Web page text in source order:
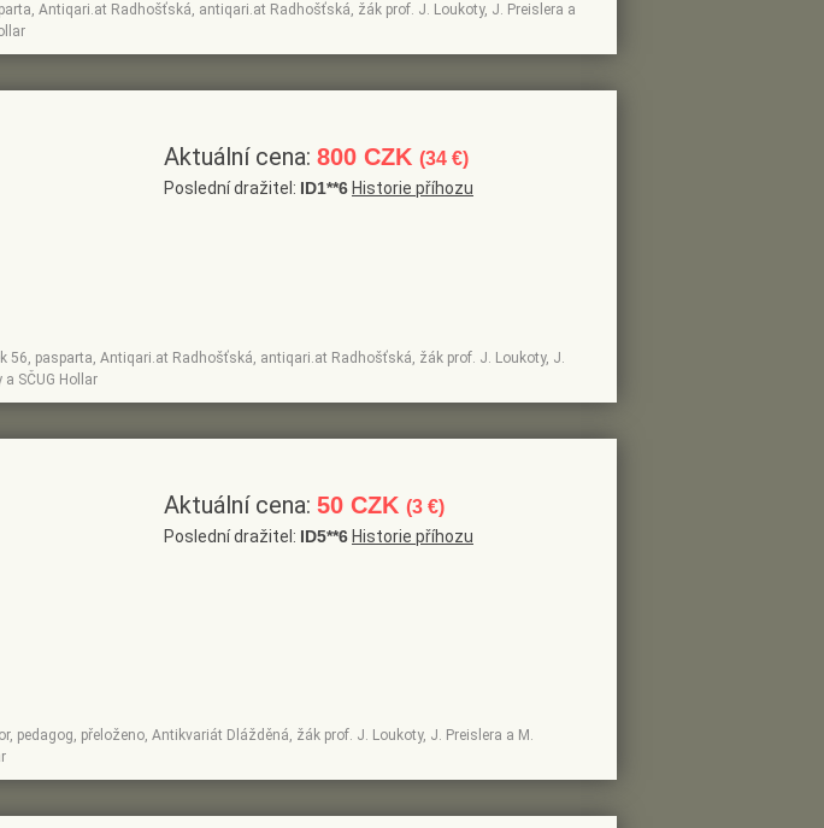
Antiqari.at Radhošťská, antiqari.at Radhošťská, žák prof. J. Loukoty, J. Preislera a
56, pasparta, Antiqari.at Radhošťská, antiqari.at Radhošťská, žák prof. J. Loukoty, J.
a SČUG Hollar
Aktuální cena: 800 CZK (34 €)
Poslední dražitel: ID1**6 Historie příhozu
pedagog, přeloženo, Antikvariát Dlážděná, žák prof. J. Loukoty, J. Preislera a M.
Aktuální cena: 50 CZK (3 €)
Poslední dražitel: ID5**6 Historie příhozu